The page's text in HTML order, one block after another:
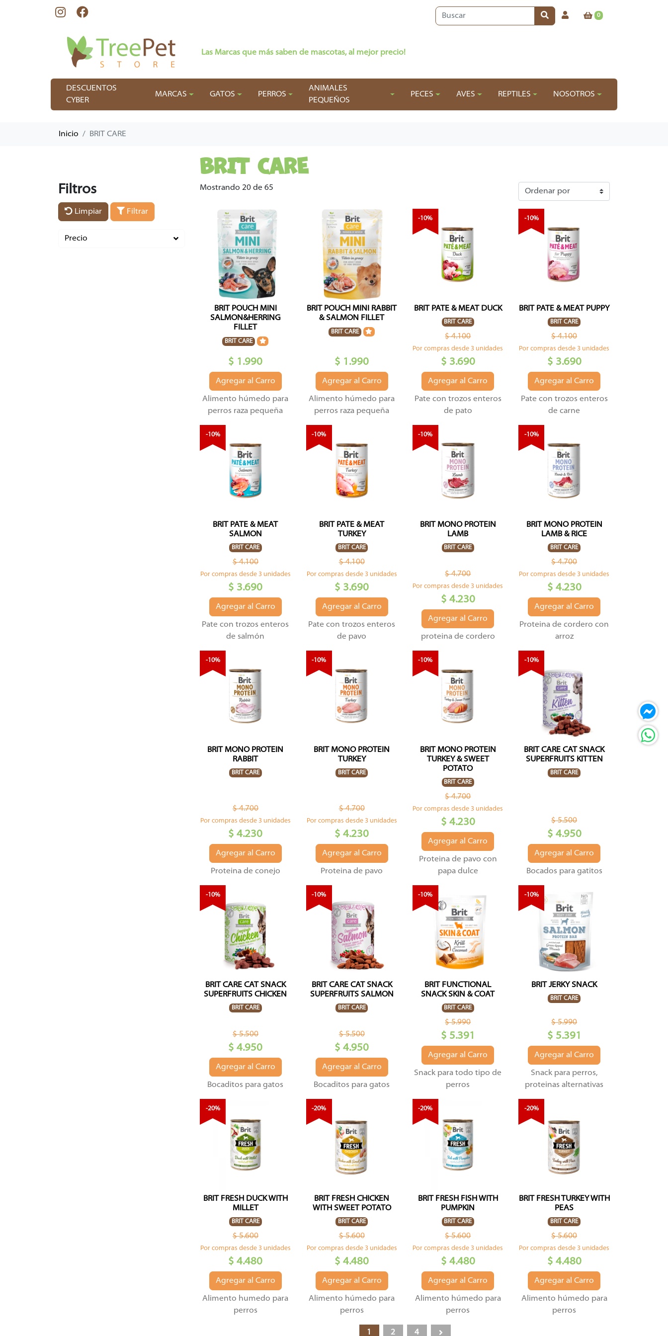
0
Las Marcas que más saben de mascotas, al mejor precio!
DESCUENTOS
CYBER
MARCAS GATOS PERROS
ANIMALES
PEQUEÑOS
PECES AVES REPTILES NOSOTROS
Inicio BRIT CARE
BRIT CARE
Filtros
Limpiar Filtrar
Precio
Mostrando 20 de 65
BRIT POUCH MINI
SALMON&HERRING
FILLET
BRIT CARE
$ 1.990
Agregar al Carro
Alimento húmedo para
perros raza pequeña
BRIT POUCH MINI RABBIT
& SALMON FILLET
BRIT CARE
$ 1.990
Agregar al Carro
Alimento húmedo para
perros raza pequeña
-10%
BRIT PATE & MEAT DUCK
BRIT CARE
$ 4.100
Por compras desde 3 unidades
$ 3.690
Agregar al Carro
Pate con trozos enteros
de pato
-10%
BRIT PATE & MEAT PUPPY
BRIT CARE
$ 4.100
Por compras desde 3 unidades
$ 3.690
Agregar al Carro
Pate con trozos enteros
de carne
-10%
BRIT PATE & MEAT
SALMON
BRIT CARE
$ 4.100
Por compras desde 3 unidades
$ 3.690
Agregar al Carro
Pate con trozos enteros
de salmón
-10%
BRIT PATE & MEAT
TURKEY
BRIT CARE
$ 4.100
Por compras desde 3 unidades
$ 3.690
Agregar al Carro
Pate con trozos enteros
de pavo
-10%
BRIT MONO PROTEIN
LAMB
BRIT CARE
$ 4.700
Por compras desde 3 unidades
$ 4.230
Agregar al Carro
proteina de cordero
-10%
BRIT MONO PROTEIN
LAMB & RICE
BRIT CARE
$ 4.700
Por compras desde 3 unidades
$ 4.230
Agregar al Carro
Proteina de cordero con
arroz
-10%
BRIT MONO PROTEIN
RABBIT
BRIT CARE
$ 4.700
Por compras desde 3 unidades
$ 4.230
Agregar al Carro
Proteina de conejo
-10%
BRIT MONO PROTEIN
TURKEY
BRIT CARE
$ 4.700
Por compras desde 3 unidades
$ 4.230
Agregar al Carro
Proteina de pavo
-10%
BRIT MONO PROTEIN
TURKEY & SWEET
POTATO
BRIT CARE
$ 4.700
Por compras desde 3 unidades
$ 4.230
Agregar al Carro
Proteina de pavo con
papa dulce
-10%
BRIT CARE CAT SNACK
SUPERFRUITS KITTEN
BRIT CARE
$ 5.500
$ 4.950
Agregar al Carro
Bocados para gatitos
-10%
BRIT CARE CAT SNACK
SUPERFRUITS CHICKEN
BRIT CARE
$ 5.500
$ 4.950
Agregar al Carro
Bocaditos para gatos
-10%
BRIT CARE CAT SNACK
SUPERFRUITS SALMON
BRIT CARE
$ 5.500
$ 4.950
Agregar al Carro
Bocaditos para gatos
-10%
BRIT FUNCTIONAL
SNACK SKIN & COAT
BRIT CARE
$ 5.990
$ 5.391
Agregar al Carro
Snack para todo tipo de
perros
-10%
BRIT JERKY SNACK
BRIT CARE
$ 5.990
$ 5.391
Agregar al Carro
Snack para perros,
proteinas alternativas
-20%
BRIT FRESH DUCK WITH
MILLET
BRIT CARE
$ 5.600
Por compras desde 3 unidades
$ 4.480
Agregar al Carro
Alimento humedo para
perros
-20%
BRIT FRESH CHICKEN
WITH SWEET POTATO
BRIT CARE
$ 5.600
Por compras desde 3 unidades
$ 4.480
Agregar al Carro
Alimento húmedo para
perros
-20%
BRIT FRESH FISH WITH
PUMPKIN
BRIT CARE
$ 5.600
Por compras desde 3 unidades
$ 4.480
Agregar al Carro
Alimento húmedo para
perros
-20%
BRIT FRESH TURKEY WITH
PEAS
BRIT CARE
$ 5.600
Por compras desde 3 unidades
$ 4.480
Agregar al Carro
Alimento húmedo para
perros
1 2 4